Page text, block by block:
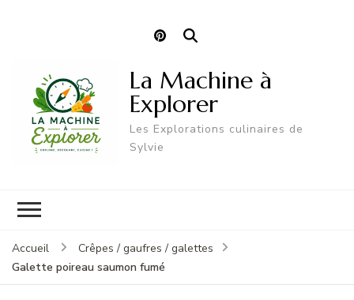
La Machine à
Explorer
Les Explorations culinaires de
Sylvie
Accueil
Crêpes / gaufres / galettes
Galette poireau saumon fumé